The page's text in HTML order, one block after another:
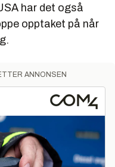
har det også
opptaket på når
ANNONSEN